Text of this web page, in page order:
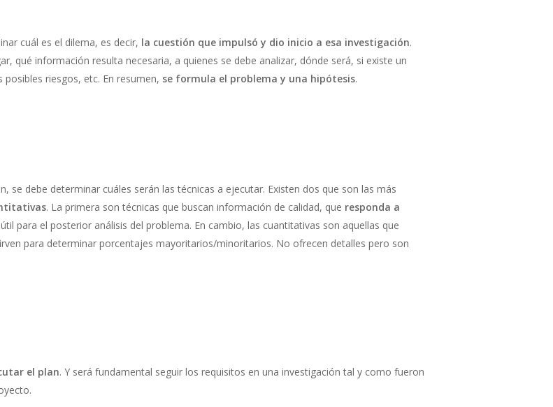
cuál es el dilema, es decir, la cuestión que impulsó y dio inicio a esa investigación.
qué información resulta necesaria, a quienes se debe analizar, dónde será, si existe un
riesgos, etc. En resumen, se formula el problema y una hipótesis.
se debe determinar cuáles serán las técnicas a ejecutar. Existen dos que son las más
. La primera son técnicas que buscan información de calidad, que responda a
para el posterior análisis del problema. En cambio, las cuantitativas son aquellas que
para determinar porcentajes mayoritarios/minoritarios. No ofrecen detalles pero son
el plan. Y será fundamental seguir los requisitos en una investigación tal y como fueron